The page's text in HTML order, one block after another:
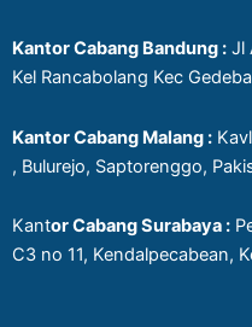
Kantor Cabang Bandung : Jl
Kel Rancabolang Kec
Kantor Cabang Malang :
, Bulurejo, Saptorenggo,
Kantor Cabang Surabaya :
C3 no 11, Kendalpecabean,